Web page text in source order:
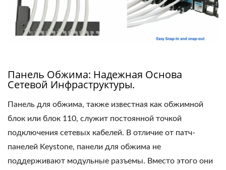
Панель Обжима: Надежная Основа
Сетевой Инфраструктуры.
Панель для обжима, также известная как обжимной
блок или блок 110, служит постоянной точкой
подключения сетевых кабелей. В отличие от патч-
панелей Keystone, панели для обжима не
поддерживают модульные разъемы. Вместо этого они